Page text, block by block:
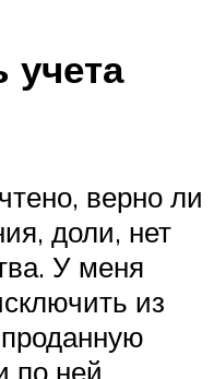
учета
верно ли
доли, нет
У меня
из
по ней